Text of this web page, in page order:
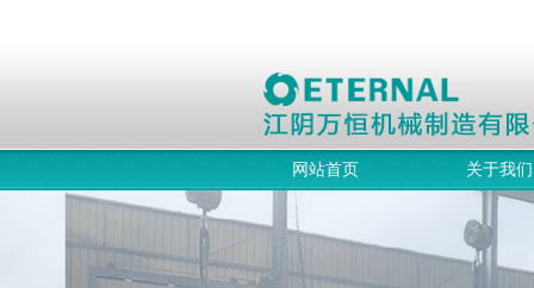
网站首页 关于我们